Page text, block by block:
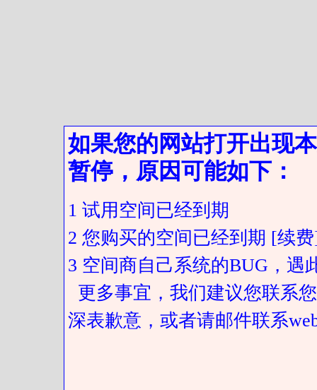
如果您的网站打开出现
暂停，原因可能如下：
1 试用空间已经到期
2 您购买的空间已经到期 [续
3 空间商自己系统的BUG，遇
更多事宜，我们建议您联系
深表歉意，或者请邮件联系